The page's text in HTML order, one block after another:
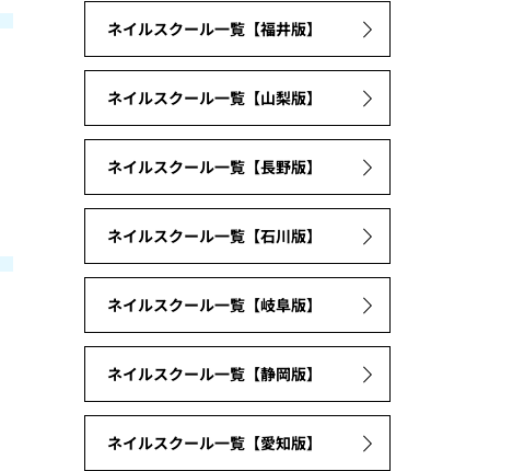
ネイルスクール一覧【福井版】
ネイルスクール一覧【山梨版】
ネイルスクール一覧【長野版】
ネイルスクール一覧【石川版】
ネイルスクール一覧【岐阜版】
ネイルスクール一覧【静岡版】
ネイルスクール一覧【愛知版】